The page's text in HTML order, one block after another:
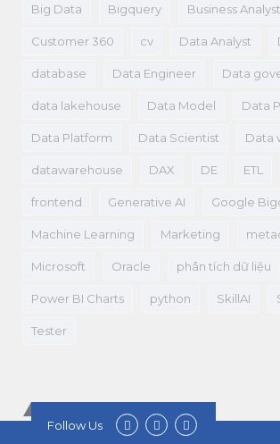
Big Data Bigquery Business Analyst
Customer 360 cv Data Analyst
database Data Engineer Data
data lakehouse Data Model Data
Data Platform Data Scientist Data
datawarehouse DAX DE ETL
frontend Generative AI Google
Machine Learning Marketing
Microsoft Oracle phân tích dữ liệu
Power BI Charts python SkillAI
Tester
Follow Us